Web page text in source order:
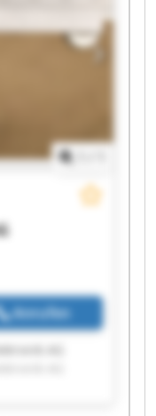
AG
AG
Anrufen
AG
AG